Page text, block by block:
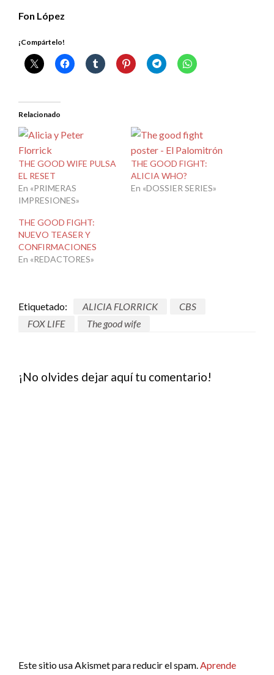
Fon López
¡Compártelo!
Relacionado
THE GOOD WIFE PULSA
EL RESET
En «PRIMERAS
IMPRESIONES»
THE GOOD FIGHT:
ALICIA WHO?
En «DOSSIER SERIES»
THE GOOD FIGHT:
NUEVO TEASER Y
CONFIRMACIONES
En «REDACTORES»
Etiquetado: ALICIA FLORRICK
CBS
FOX LIFE
The good wife
¡No olvides dejar aquí tu comentario!
Este sitio usa Akismet para reducir el spam.Aprende